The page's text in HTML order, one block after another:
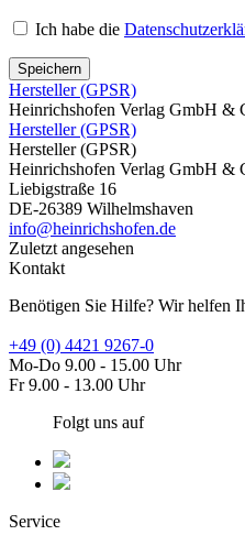
Ich habe die
Speichern
Hersteller (GPSR)
Heinrichshofen Verlag GmbH &
Hersteller (GPSR)
Hersteller (GPSR)
Heinrichshofen Verlag GmbH &
Liebigstraße 16
DE-26389 Wilhelmshaven
info@heinrichshofen.de
Zuletzt angesehen
Kontakt
Benötigen Sie Hilfe? Wir helfen
+49 (0) 4421 9267-0
Mo-Do 9.00 - 15.00 Uhr
Fr 9.00 - 13.00 Uhr
Folgt uns auf
Service